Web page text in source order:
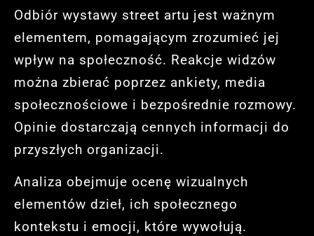
Odbiór wystawy street artu jest ważnym
elementem, pomagającym zrozumieć jej
wpływ na społeczność. Reakcje widzów
można zbierać poprzez ankiety, media
społecznościowe i bezpośrednie rozmowy.
Opinie dostarczają cennych informacji do
przyszłych organizacji.
Analiza obejmuje ocenę wizualnych
elementów dzieł, ich społecznego
kontekstu i emocji, które wywołują.